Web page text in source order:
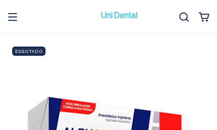
ESGOTADO